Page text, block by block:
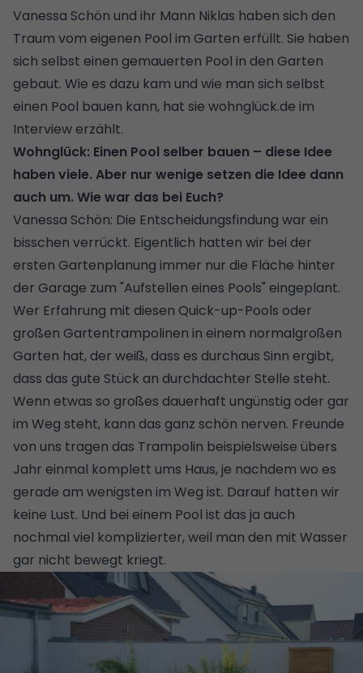
Vanessa Schön und ihr Mann Niklas haben sich den
Traum vom eigenen Pool im Garten erfüllt. Sie haben
sich selbst einen gemauerten Pool in den Garten
gebaut. Wie es dazu kam und wie man sich selbst
einen Pool bauen kann, hat sie wohnglück.de im
Interview erzählt.
Wohnglück: Einen Pool selber bauen – diese Idee
haben viele. Aber nur wenige setzen die Idee dann
auch um. Wie war das bei Euch?
Vanessa Schön: Die Entscheidungsfindung war ein
bisschen verrückt. Eigentlich hatten wir bei der
ersten Gartenplanung immer nur die Fläche hinter
der Garage zum "Aufstellen eines Pools" eingeplant.
Wer Erfahrung mit diesen Quick-up-Pools oder
großen Gartentrampolinen in einem normalgroßen
Garten hat, der weiß, dass es durchaus Sinn ergibt,
dass das gute Stück an durchdachter Stelle steht.
Wenn etwas so großes dauerhaft ungünstig oder gar
im Weg steht, kann das ganz schön nerven. Freunde
von uns tragen das Trampolin beispielsweise übers
Jahr einmal komplett ums Haus, je nachdem wo es
gerade am wenigsten im Weg ist. Darauf hatten wir
keine Lust. Und bei einem Pool ist das ja auch
nochmal viel komplizierter, weil man den mit Wasser
gar nicht bewegt kriegt.